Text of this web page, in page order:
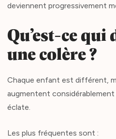
deviennent progressivement
Qu’est-ce qui
une colère ?
Chaque enfant est différent,
augmentent considérablement
éclate.
Les plus fréquentes sont :